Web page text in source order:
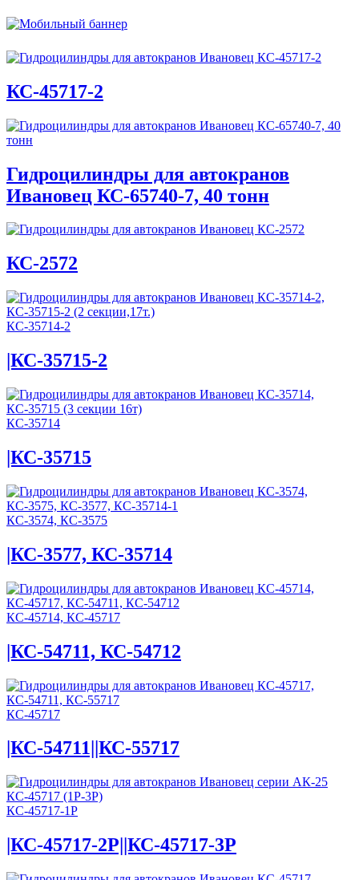
КС-45717-2
Гидроцилиндры для автокранов
Ивановец КС-65740-7, 40 тонн
КС-2572
КС-35714-2
|КС-35715-2
КС-35714
|КС-35715
КС-3574, КС-3575
|КС-3577, КС-35714
КС-45714, КС-45717
|КС-54711, КС-54712
КС-45717
|КС-54711||КС-55717
КС-45717-1Р
|КС-45717-2Р||КС-45717-3Р